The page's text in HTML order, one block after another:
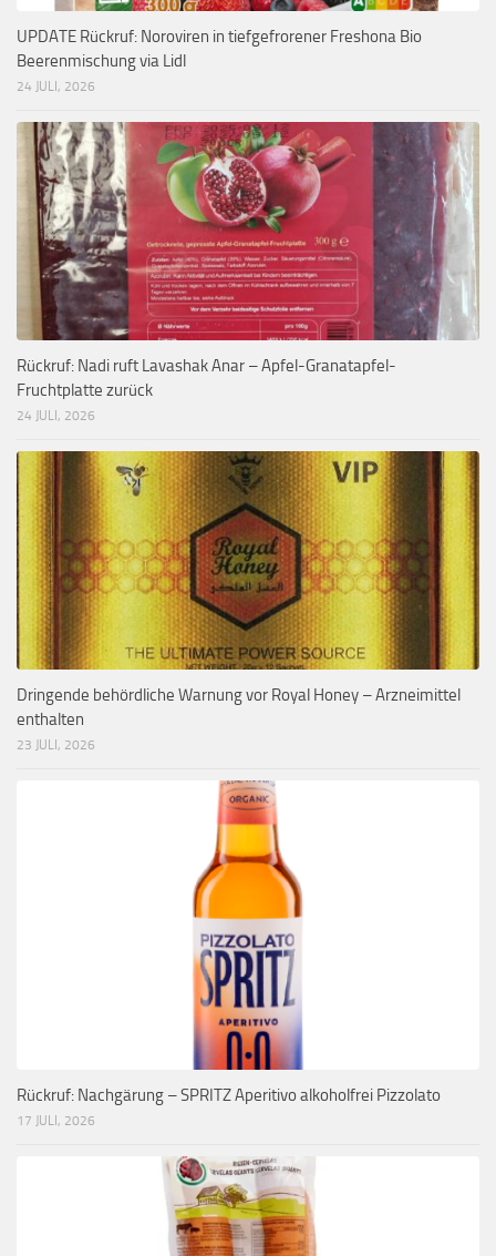
UPDATE Rückruf: Noroviren in tiefgefrorener Freshona Bio
Beerenmischung via Lidl
24 JULI, 2026
Rückruf: Nadi ruft Lavashak Anar – Apfel-Granatapfel-
Fruchtplatte zurück
24 JULI, 2026
Dringende behördliche Warnung vor Royal Honey – Arzneimittel
enthalten
23 JULI, 2026
Rückruf: Nachgärung – SPRITZ Aperitivo alkoholfrei Pizzolato
17 JULI, 2026